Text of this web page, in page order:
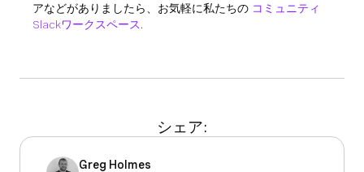
アなどがありましたら、お気軽に私たちの コミュニティ
Slackワークスペース.
シェア:
Greg Holmes